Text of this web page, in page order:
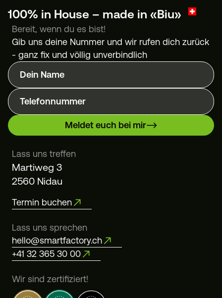
100% in House – made in «Biu»
Lass uns treffen
Martiweg 3
2560 Nidau
Termin buchen
Lass uns sprechen
hello@smartfactory.ch
+41 32 365 30 00
Wir sind zertifiziert!
Bereit, wenn du es bist!
Gib uns deine Nummer und wir rufen dich zurück
- ganz fix und völlig unverbindlich
Dein Name
Telefonnummer
Meldet euch bei mir